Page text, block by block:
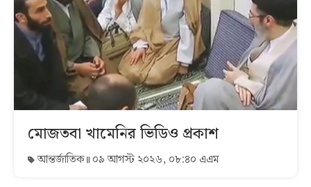
মোজতবা খামেনির ভিডিও প্রকাশ
আন্তর্জাতিক ০৯ আগস্ট ২০২৬, ০৮:৪০ এএম